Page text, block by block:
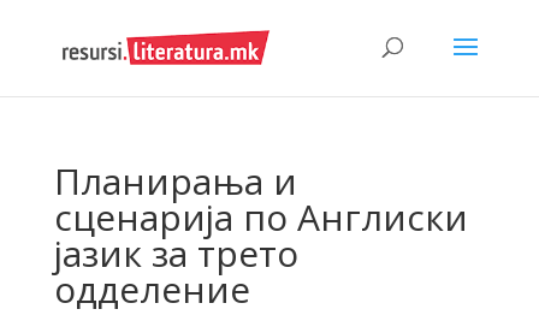
Планирања и
сценарија по Англиски
јазик за трето
одделение